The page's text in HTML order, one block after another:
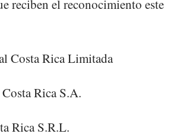
reciben el reconocimiento este
Costa Rica Limitada
Rica S.A.
Rica S.R.L.